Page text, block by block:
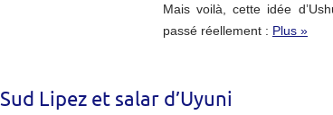
Mais voilà, cette idée
passé réellement : Plus »
Sud Lipez et salar d’Uyuni